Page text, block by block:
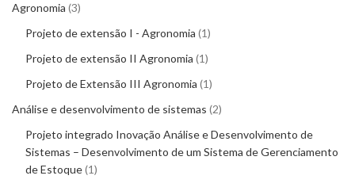
Agronomia 3
Projeto de extensão I - Agronomia 1
Projeto de extensão II Agronomia 1
Projeto de Extensão III Agronomia 1
Análise e desenvolvimento de sistemas 2
Projeto integrado Inovação Análise e Desenvolvimento de
Sistemas – Desenvolvimento de um Sistema de Gerenciamento
de Estoque 1